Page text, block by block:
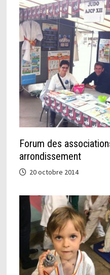
Forum des
arrondissement
20 octobre 2014